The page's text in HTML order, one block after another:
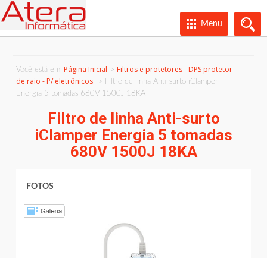
Menu
Você está em: Página Inicial
Filtros e protetores - DPS protetor
de raio - P/ eletrônicos
Filtro de linha Anti-surto iClamper
Energia 5 tomadas 680V 1500J 18KA
Filtro de linha Anti-surto
iClamper Energia 5 tomadas
680V 1500J 18KA
FOTOS